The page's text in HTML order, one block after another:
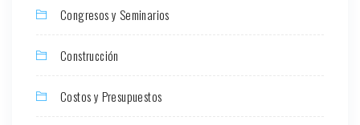
Congresos y Seminarios
Construcción
Costos y Presupuestos